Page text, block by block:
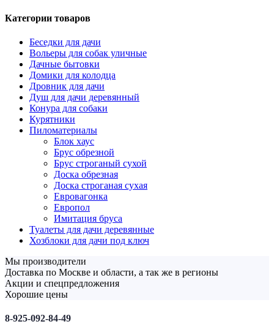
Категории товаров
Беседки для дачи
Вольеры для собак уличные
Дачные бытовки
Домики для колодца
Дровник для дачи
Душ для дачи деревянный
Конура для собаки
Курятники
Пиломатериалы
Блок хаус
Брус обрезной
Брус строганый сухой
Доска обрезная
Доска строганая сухая
Евровагонка
Европол
Имитация бруса
Туалеты для дачи деревянные
Хозблоки для дачи под ключ
Мы производители
Доставка по Москве и области, а так же в регионы
Акции и спецпредложения
Хорошие цены
8-925-092-84-49